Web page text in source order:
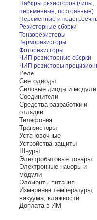
Наборы резисторов (чипы,
переменные, постоянные)
Переменные и
Резисторные сборки
Тензорезисторы
Терморезисторы
Фоторезисторы
ЧИП-резисторные сборки
ЧИП-резисторы
Реле
Светодиоды
Силовые диоды и модули
Соединители
Средства разработки и
отладки
Телефония
Транзисторы
Установочные
Устройства защиты
Шнуры
Электробытовые товары
Электронные наборы и
модули
Элементы питания
Измерение температуры,
вакуума, влажности
Доплата в ИМ